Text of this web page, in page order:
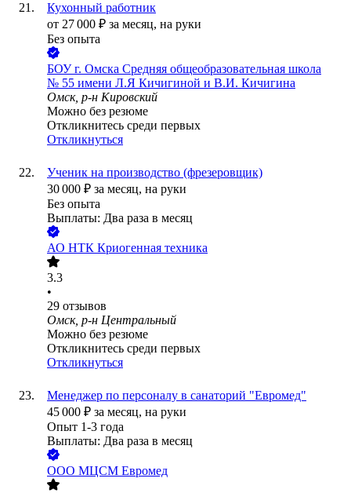
Кухонный работник
от 27 000 ₽ за месяц, на руки
Без опыта
БОУ г. Омска Средняя общеобразовательная школа
№ 55 имени Л.Я Кичигиной и В.И. Кичигина
Омск, р-н Кировский
Можно без резюме
Откликнитесь среди первых
Откликнуться
Ученик на производство (фрезеровщик)
30 000 ₽ за месяц, на руки
Без опыта
Выплаты: Два раза в месяц
АО НТК Криогенная техника
3.3
•
29 отзывов
Омск, р-н Центральный
Можно без резюме
Откликнитесь среди первых
Откликнуться
Менеджер по персоналу в санаторий "Евромед"
45 000 ₽ за месяц, на руки
Опыт 1-3 года
Выплаты: Два раза в месяц
ООО МЦСМ Евромед